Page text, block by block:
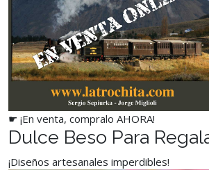
☛ ¡En venta, compralo AHORA!
Dulce Beso Para
¡Diseños artesanales imperdibles!